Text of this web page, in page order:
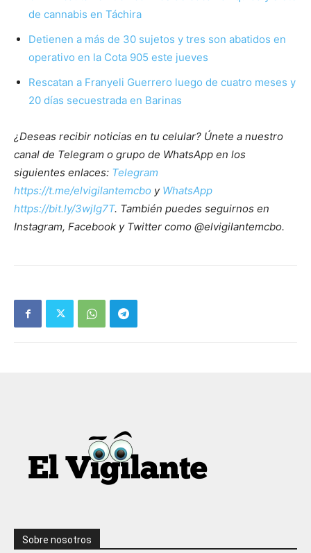
de cannabis en Táchira
Detienen a más de 30 sujetos y tres son abatidos en
operativo en la Cota 905 este jueves
Rescatan a Franyeli Guerrero luego de cuatro meses y
20 días secuestrada en Barinas
¿Deseas recibir noticias en tu celular? Únete a nuestro
canal de Telegram o grupo de WhatsApp en los
siguientes enlaces: Telegram
https://t.me/elvigilantemcbo y WhatsApp
https://bit.ly/3wjIg7T. También puedes seguirnos en
Instagram, Facebook y Twitter como @elvigilantemcbo.
Sobre nosotros